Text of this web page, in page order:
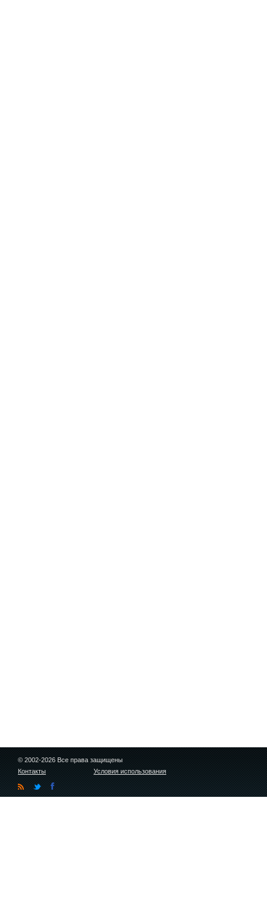
© 2002-2026 Все права защищены
Контакты
Условия использования